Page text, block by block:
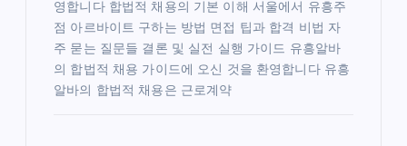
영합니다 합법적 채용의 기본 이해 서울에서 유흥주
점 아르바이트 구하는 방법 면접 팁과 합격 비법 자
주 묻는 질문들 결론 및 실전 실행 가이드 유흥알바
의 합법적 채용 가이드에 오신 것을 환영합니다 유흥
알바의 합법적 채용은 근로계약